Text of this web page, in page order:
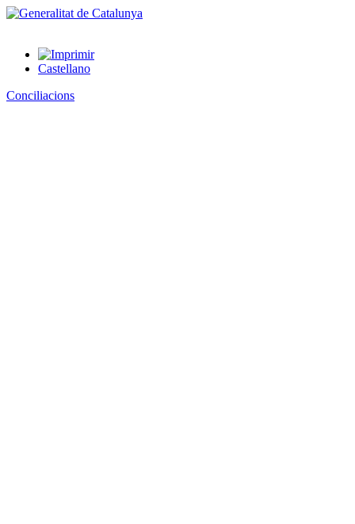
Castellano
Conciliacions